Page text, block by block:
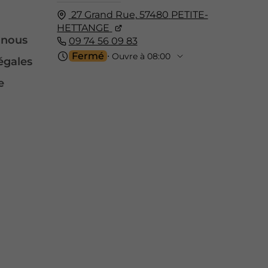
27 Grand Rue, 57480 PETITE-
HETTANGE
09 74 56 09 83
Fermé ⋅ Ouvre à 08:00